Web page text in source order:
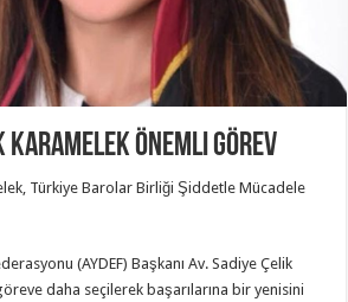
Karamelek Önemli Görev
Türkiye Barolar Birliği Şiddetle Mücadele
(AYDEF) Başkanı Av. Sadiye Çelik
daha seçilerek başarılarına bir yenisini